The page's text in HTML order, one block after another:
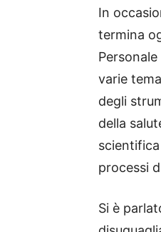
In
termina
varie
degli
della
processi
Si è